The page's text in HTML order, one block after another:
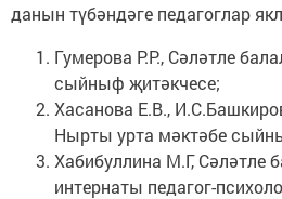
данын түбәндәге педагоглар
Гумерова Р.Р., Сәләтле
сыйныф җитәкчесе;
Хасанова Е.В.,
Нырты урта мәктәбе
Хабибуллина М.Г, Сәләтле
интернаты педагог-